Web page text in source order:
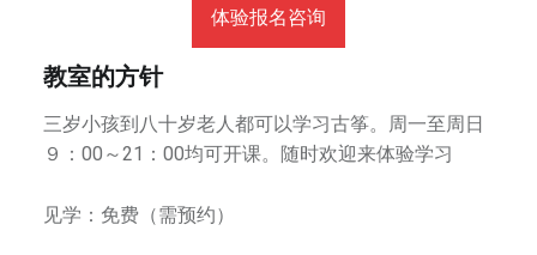
子
艺
术
趣
体验报名咨询
教室的方针
三岁小孩到八十岁老人都可以学习古筝。周一至周日
９：00～21：00均可开课。随时欢迎来体验学习
见学：免费（需预约）